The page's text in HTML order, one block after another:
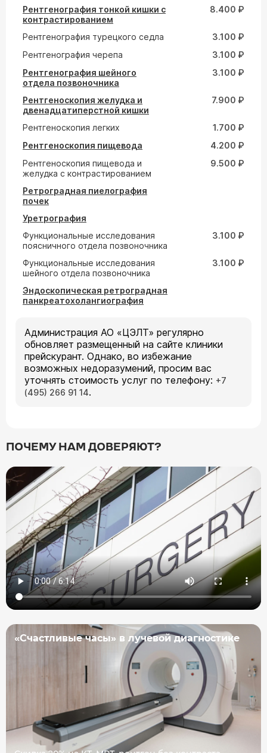
Рентгенография тонкой кишки с
контрастированием
8.400 ₽
Рентгенография турецкого седла
3.100 ₽
Рентгенография черепа
3.100 ₽
Рентгенография шейного
отдела позвоночника
3.100 ₽
Рентгеноскопия желудка и
двенадцатиперстной кишки
7.900 ₽
Рентгеноскопия легких
1.700 ₽
Рентгеноскопия пищевода
4.200 ₽
Рентгеноскопия пищевода и
желудка с контрастированием
9.500 ₽
Ретроградная пиелография
почек
Уретрография
Функциональные исследования
поясничного отдела позвоночника
3.100 ₽
Функциональные исследования
шейного отдела позвоночника
3.100 ₽
Эндоскопическая ретроградная
панкреатохолангиография
Администрация АО «ЦЭЛТ» регулярно
обновляет размещенный на сайте клиники
прейскурант. Однако, во избежание
возможных недоразумений, просим вас
уточнять стоимость услуг по телефону: +7
(495) 266 91 14.
ПОЧЕМУ НАМ ДОВЕРЯЮТ?
«Счастливые часы» в лучевой диагностике